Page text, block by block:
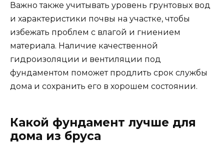
Важно также учитывать уровень грунтовых вод
и характеристики почвы на участке, чтобы
избежать проблем с влагой и гниением
материала. Наличие качественной
гидроизоляции и вентиляции под
фундаментом поможет продлить срок службы
дома и сохранить его в хорошем состоянии.
Какой фундамент лучше для
дома из бруса